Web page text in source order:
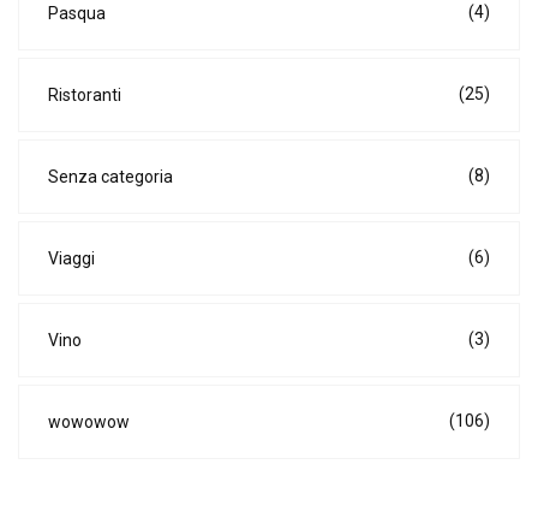
Pasqua (4)
Ristoranti (25)
Senza categoria (8)
Viaggi (6)
Vino (3)
wowowow (106)